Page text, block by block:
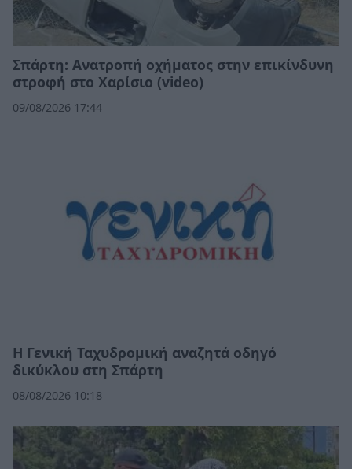
Σπάρτη: Ανατροπή οχήματος στην επικίνδυνη
στροφή στο Χαρίσιο (video)
09/08/2026 17:44
Η Γενική Ταχυδρομική αναζητά οδηγό
δικύκλου στη Σπάρτη
08/08/2026 10:18